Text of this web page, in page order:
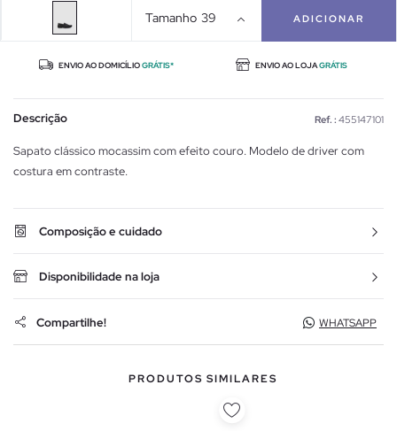
Tamanho 39 ADICIONAR
ENVIO AO DOMICÍLIOGRÁTIS* ENVIO AO LOJAGRÁTIS
Descrição Ref. : 455147101
Sapato clássico mocassim com efeito couro. Modelo de driver com
costura em contraste.
Composição e cuidado
Disponibilidade na loja
Compartilhe! WHATSAPP
PRODUTOS SIMILARES